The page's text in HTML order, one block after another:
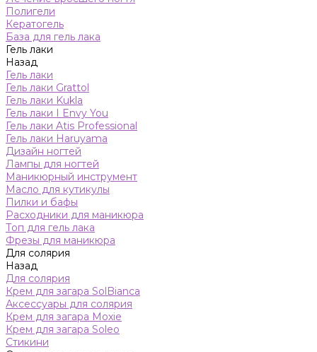
Полигели
Кератогель
База для гель лака
Гель лаки
Назад
Гель лаки
Гель лаки Grattol
Гель лаки Kukla
Гель лаки I Envy You
Гель лаки Atis Professional
Гель лаки Haruyama
Дизайн ногтей
Лампы для ногтей
Маникюрный инструмент
Масло для кутикулы
Пилки и бафы
Расходники для маникюра
Топ для гель лака
Фрезы для маникюра
Для солярия
Назад
Для солярия
Крем для загара SolBianca
Аксессуары для солярия
Крем для загара Moxie
Крем для загара Soleo
Стикини